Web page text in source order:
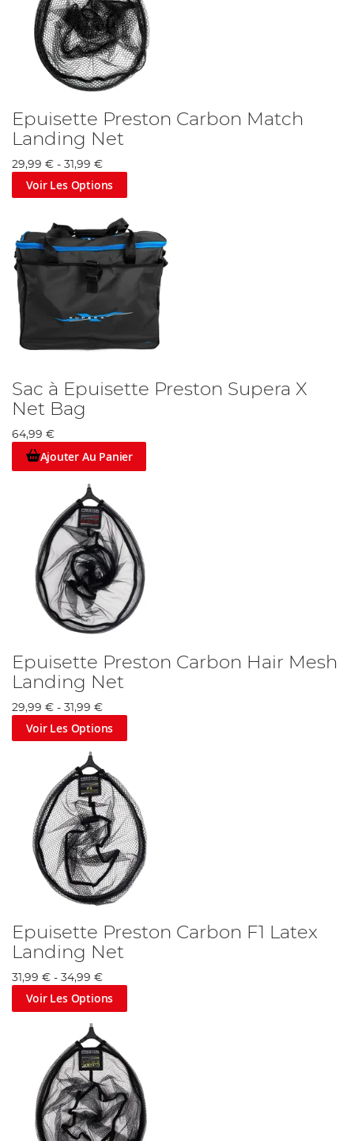
Epuisette Preston Carbon Match
Landing Net
29,99 € - 31,99 €
Voir Les Options
Sac à Epuisette Preston Supera X
Net Bag
64,99 €
Ajouter Au Panier
Epuisette Preston Carbon Hair Mesh
Landing Net
29,99 € - 31,99 €
Voir Les Options
Epuisette Preston Carbon F1 Latex
Landing Net
31,99 € - 34,99 €
Voir Les Options